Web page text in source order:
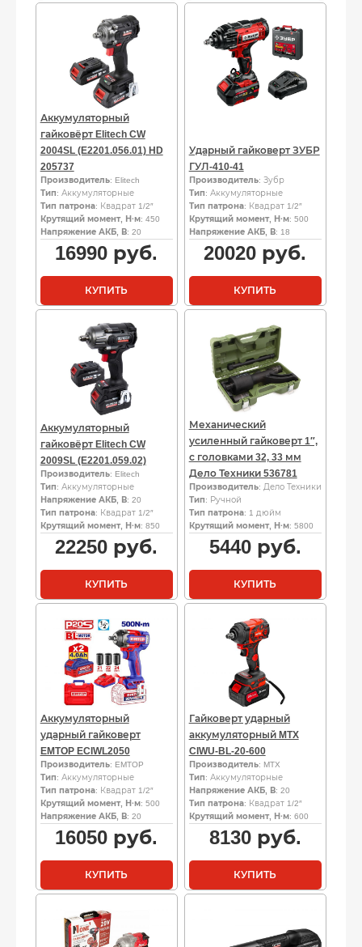
Аккумуляторный
гайковёрт Elitech CW
2004SL (E2201.056.01) HD
205737
Производитель: Elitech
Тип: Аккумуляторные
Тип патрона: Квадрат 1/2″
Крутящий момент, Н·м: 450
Напряжение АКБ, В: 20
16990 руб.
КУПИТЬ
Ударный гайковерт ЗУБР
ГУЛ-410-41
Производитель: Зубр
Тип: Аккумуляторные
Тип патрона: Квадрат 1/2″
Крутящий момент, Н·м: 500
Напряжение АКБ, В: 18
20020 руб.
КУПИТЬ
Аккумуляторный
гайковёрт Elitech CW
2009SL (E2201.059.02)
Производитель: Elitech
Тип: Аккумуляторные
Напряжение АКБ, В: 20
Тип патрона: Квадрат 1/2″
Крутящий момент, Н·м: 850
22250 руб.
КУПИТЬ
Механический
усиленный гайковерт 1″,
с головками 32, 33 мм
Дело Техники 536781
Производитель: Дело Техники
Тип: Ручной
Тип патрона: 1 дюйм
Крутящий момент, Н·м: 5800
5440руб.
КУПИТЬ
Аккумуляторный
ударный гайковерт
EMTOP ECIWL2050
Производитель: EMTOP
Тип: Аккумуляторные
Тип патрона: Квадрат 1/2″
Крутящий момент, Н·м: 500
Напряжение АКБ, В: 20
16050 руб.
КУПИТЬ
Гайковерт ударный
аккумуляторный MTX
CIWU-BL-20-600
Производитель: MTX
Тип: Аккумуляторные
Напряжение АКБ, В: 20
Тип патрона: Квадрат 1/2″
Крутящий момент, Н·м: 600
8130руб.
КУПИТЬ